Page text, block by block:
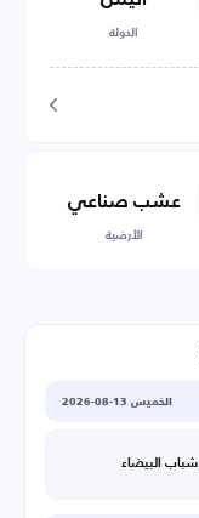
الدولة
عشب صناعي
الأرضية
الخميس 13-08-2026
شباب البيضاء